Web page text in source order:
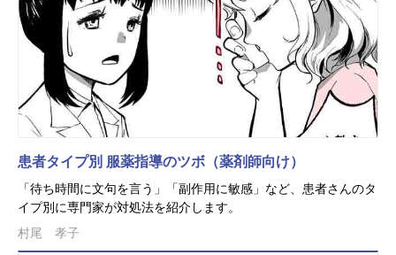
患者タイプ別 服薬指導のツボ（薬剤師向け）
「待ち時間に文句を言う」「副作用に敏感」など、患者さんのタ
イプ別に専門家が対処法を紹介します。
村尾 孝子